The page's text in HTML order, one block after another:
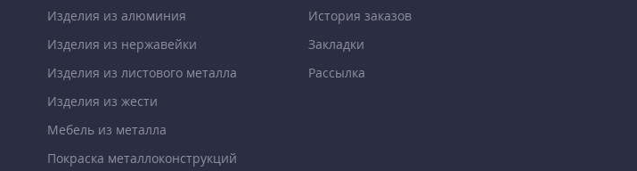
Изделия из алюминия
Изделия из нержавейки
Изделия из листового металла
Изделия из жести
Мебель из металла
Покраска металлоконструкций
История заказов
Закладки
Рассылка